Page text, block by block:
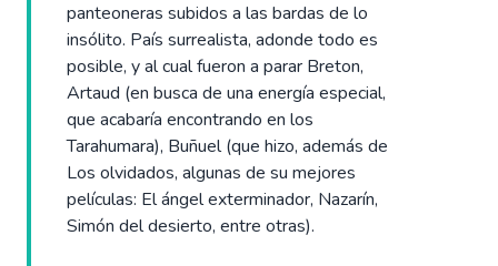
panteoneras subidos a las bardas de lo
insólito. País surrealista, adonde todo es
posible, y al cual fueron a parar Breton,
Artaud (en busca de una energía especial,
que acabaría encontrando en los
Tarahumara), Buñuel (que hizo, además de
Los olvidados, algunas de su mejores
películas: El ángel exterminador, Nazarín,
Simón del desierto, entre otras).